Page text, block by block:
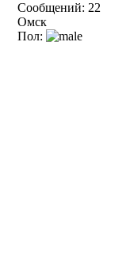
Сообщений: 22
Омск
Пол: